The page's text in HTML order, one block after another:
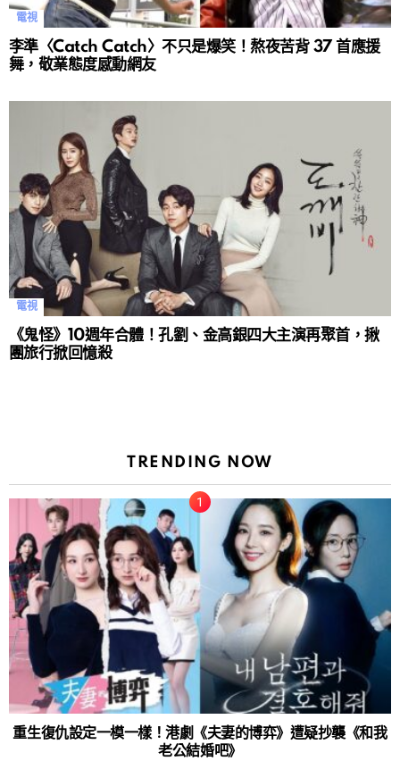
電視
李準〈Catch Catch〉不只是爆笑！熬夜苦背 37 首應援
舞，敬業態度感動網友
電視
《鬼怪》10週年合體！孔劉、金高銀四大主演再聚首，揪
團旅行掀回憶殺
TRENDING NOW
重生復仇設定一模一樣！港劇《夫妻的博弈》遭疑抄襲《和我
老公結婚吧》